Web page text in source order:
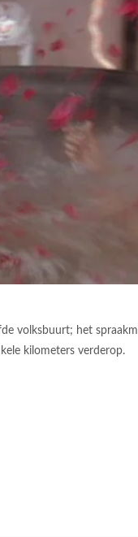
volksbuurt; het
kilometers verderop.